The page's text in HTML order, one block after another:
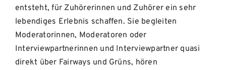
entsteht, für Zuhörerinnen und Zuhörer ein sehr
lebendiges Erlebnis schaffen. Sie begleiten
Moderatorinnen, Moderatoren oder
Interviewpartnerinnen und Interviewpartner quasi
direkt über Fairways und Grüns, hören